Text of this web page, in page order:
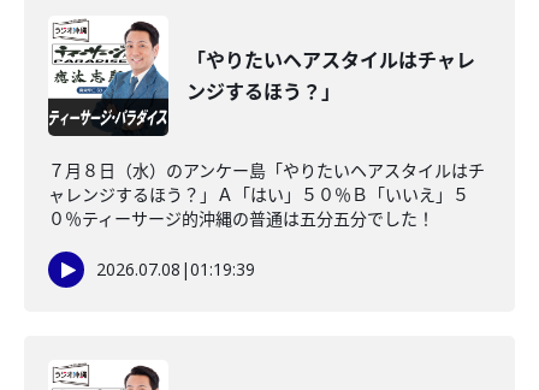
「やりたいヘアスタイルはチャレ
ンジするほう？」
７月８日（水）のアンケー島「やりたいヘアスタイルはチ
ャレンジするほう？」Ａ「はい」５０％Ｂ「いいえ」５
０％ティーサージ的沖縄の普通は五分五分でした！
2026.07.08 |01:19:39